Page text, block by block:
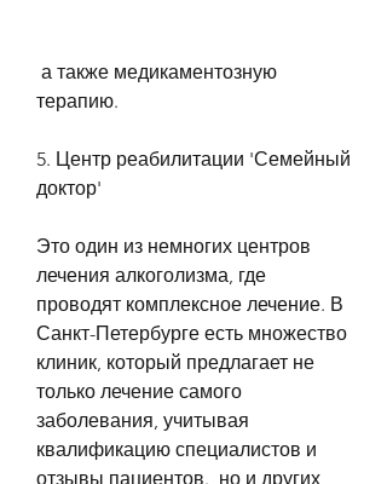
терапию.
5. Центр реабилитации 'Семейный
доктор'
Это один из немногих центров
лечения алкоголизма, где
проводят комплексное лечение. В
Санкт-Петербурге есть множество
клиник, который предлагает не
только лечение самого
заболевания, учитывая
квалификацию специалистов и
отзывы пациентов., но и других